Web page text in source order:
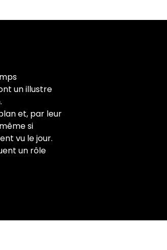
un illustre
et, par leur
si
vu le jour.
un rôle